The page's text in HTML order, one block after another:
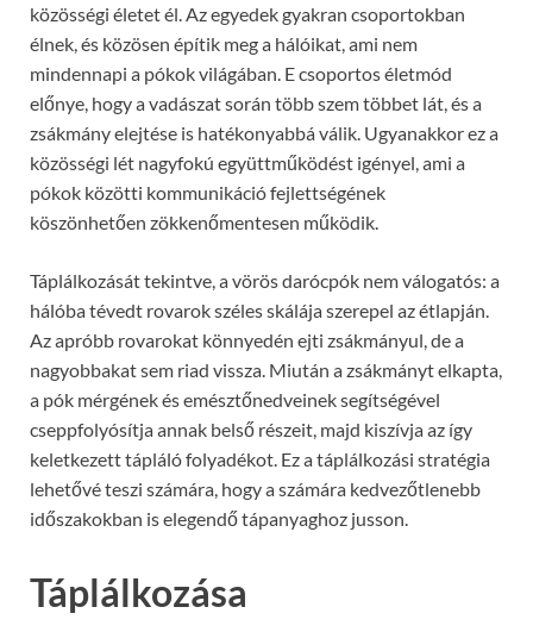
közösségi életet él. Az egyedek gyakran csoportokban
élnek, és közösen építik meg a hálóikat, ami nem
mindennapi a pókok világában. E csoportos életmód
előnye, hogy a vadászat során több szem többet lát, és a
zsákmány elejtése is hatékonyabbá válik. Ugyanakkor ez a
közösségi lét nagyfokú együttműködést igényel, ami a
pókok közötti kommunikáció fejlettségének
köszönhetően zökkenőmentesen működik.
Táplálkozását tekintve, a vörös darócpók nem válogatós: a
hálóba tévedt rovarok széles skálája szerepel az étlapján.
Az apróbb rovarokat könnyedén ejti zsákmányul, de a
nagyobbakat sem riad vissza. Miután a zsákmányt elkapta,
a pók mérgének és emésztőnedveinek segítségével
cseppfolyósítja annak belső részeit, majd kiszívja az így
keletkezett tápláló folyadékot. Ez a táplálkozási stratégia
lehetővé teszi számára, hogy a számára kedvezőtlenebb
időszakokban is elegendő tápanyaghoz jusson.
Táplálkozása